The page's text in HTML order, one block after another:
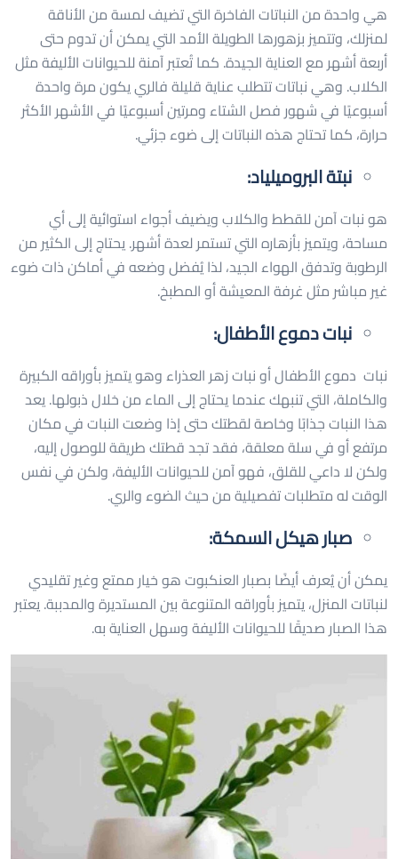
هي واحدة من النباتات الفاخرة التي تضيف لمسة من الأناقة
لمنزلك، وتتميز بزهورها الطويلة الأمد التي يمكن أن تدوم حتى
أربعة أشهر مع العناية الجيدة. كما تُعتبر آمنة للحيوانات الأليفة مثل
الكلاب. وهي نباتات تتطلب عناية قليلة فالري يكون مرة واحدة
أسبوعيًا في شهور فصل الشتاء ومرتين أسبوعيًا في الأشهر الأكثر
حرارة، كما تحتاج هذه النباتات إلى ضوء جزئي.
نبتة البروميلياد:
هو نبات آمن للقطط والكلاب ويضيف أجواء استوائية إلى أي
مساحة، ويتميز بأزهاره التي تستمر لعدة أشهر. يحتاج إلى الكثير من
الرطوبة وتدفق الهواء الجيد، لذا يُفضل وضعه في أماكن ذات ضوء
غير مباشر مثل غرفة المعيشة أو المطبخ.
نبات دموع الأطفال:
نبات دموع الأطفال أو نبات زهر العذراء وهو يتميز بأوراقه الكبيرة
والكاملة، التي تنبهك عندما يحتاج إلى الماء من خلال ذبولها. يعد
هذا النبات جذابًا وخاصة لقطتك حتى إذا وضعت النبات في مكان
مرتفع أو في سلة معلقة، فقد تجد قطتك طريقة للوصول إليه،
ولكن لا داعي للقلق، فهو آمن للحيوانات الأليفة، ولكن في نفس
الوقت له متطلبات تفصيلية من حيث الضوء والري.
صبار هيكل السمكة:
يمكن أن يُعرف أيضًا بصبار العنكبوت هو خيار ممتع وغير تقليدي
لنباتات المنزل، يتميز بأوراقه المتنوعة بين المستديرة والمدببة. يعتبر
هذا الصبار صديقًا للحيوانات الأليفة وسهل العناية به.